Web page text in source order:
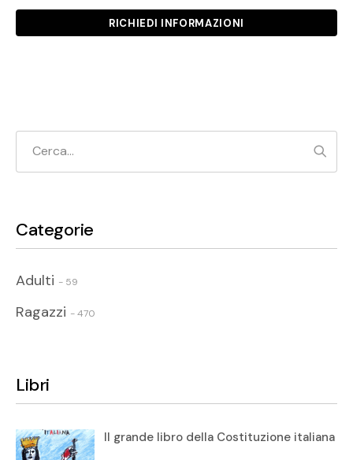
RICHIEDI INFORMAZIONI
Categorie
Adulti - 59
Ragazzi - 470
Libri
Il grande libro della Costituzione italiana